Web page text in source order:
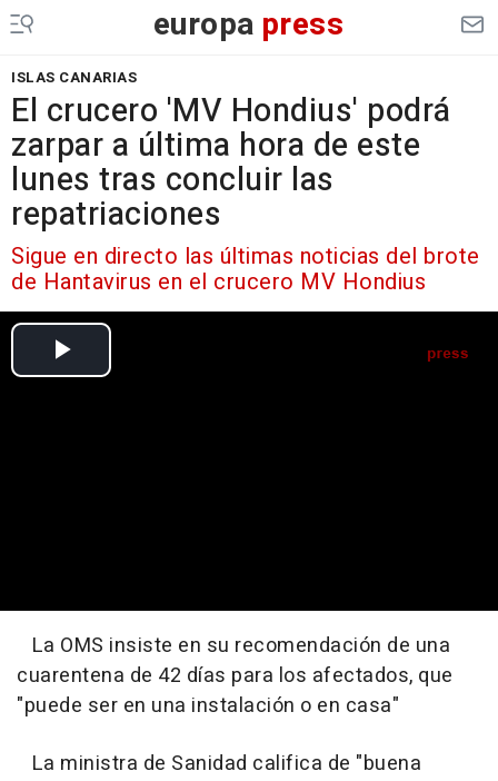
europa press
ISLAS CANARIAS
El crucero 'MV Hondius' podrá
zarpar a última hora de este
lunes tras concluir las
repatriaciones
Sigue en directo las últimas noticias del brote
de Hantavirus en el crucero MV Hondius
La OMS insiste en su recomendación de una
cuarentena de 42 días para los afectados, que
"puede ser en una instalación o en casa"
La ministra de Sanidad califica de "buena